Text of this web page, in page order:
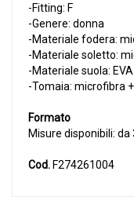
-Fitting: F
-Genere: donna
-Materiale fodera:
-Materiale soletto:
-Materiale suola: EVA
-Tomaia: microfibra
Formato
Misure disponibili: da
Cod. F274261004